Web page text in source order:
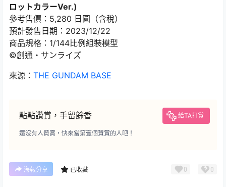
ロットカラーVer.)
參考售價：5,280 日圓（含稅）
預計發售日期：2023/12/22
商品規格：1/144比例組裝模型
©創通・サンライズ
來源： THE GUNDAM BASE
點點讚賞，手留餘香 給TA打賞
還沒有人贊賞，快來當第壹個贊賞的人吧！
海報分享 已收藏 0 0